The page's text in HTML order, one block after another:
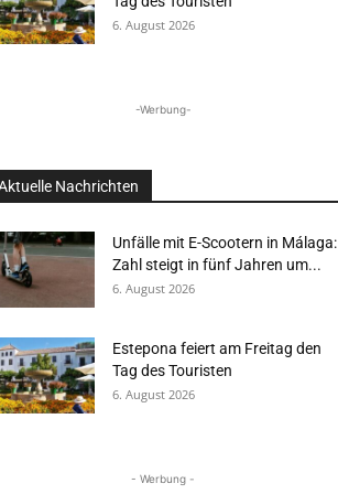
6. August 2026
-Werbung-
Nachrichten
Unfälle mit E-Scootern in Málaga:
Zahl steigt in fünf Jahren um...
6. August 2026
Estepona feiert am Freitag den
Tag des Touristen
6. August 2026
- Werbung -